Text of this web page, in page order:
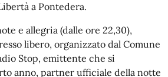
a Pontedera.
e allegria (dalle ore 22,30),
libero, organizzato dal Comune
Stop, emittente che si
anno, partner ufficiale della notte